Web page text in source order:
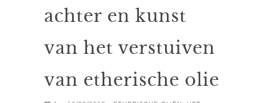
achter en kunst
van het verstuiven
van etherische olie